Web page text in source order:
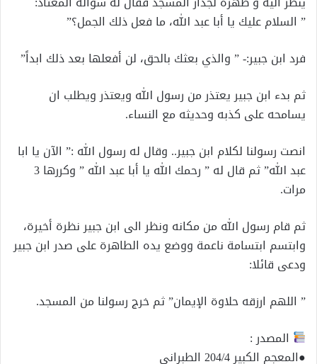
” السلام عليك يا أبا عبد الله، ما فعل ذلك الجمل؟”
فرد ابن جبير:- ” والذي بعثك بالحق، لن أفعلها بعد ذلك ابداً”
ثم بدء ابن جبير يعتذر من رسول الله ويعتذر ويطلب ان
يسامحه على كذبه وحديثه مع النساء.
انصت رسولنا لكلام ابن جبير.. وقال له رسول الله :” الآن يا ابا
عبد الله” ثم قال له ” رحمك الله يا أبا عبد الله ” وكررها 3
مرات.
ثم قام رسول الله من مكانه ونظر الى ابن جبير نظرة أخيرة،
وابتسم ابتسامة ناعمة ووضع يده الطاهرة على صدر ابن جبير
ودعى قائلا:
” اللهم ارزقه حلاوة الإيمان” ثم خرج رسولنا من المسجد.
المصدر :
●المعجم الكبير 204/4 الطبراني